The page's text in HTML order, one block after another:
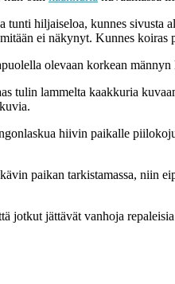
tunti hiljaiseloa, kunnes sivusta
ei näkynyt. Kunnes koiras
olevaan korkean
tulin lammelta kaakkuria
hiivin paikalle
paikan tarkistamassa, niin
jotkut jättävät vanhoja